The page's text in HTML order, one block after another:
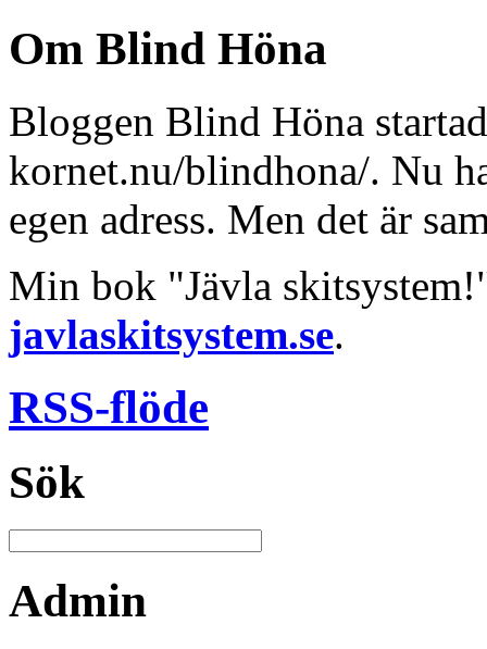
Om Blind Höna
Bloggen Blind Höna
kornet.nu/blindhona/. Nu
egen adress. Men det är
Min bok "Jävla
javlaskitsystem.se.
RSS-flöde
Sök
Admin